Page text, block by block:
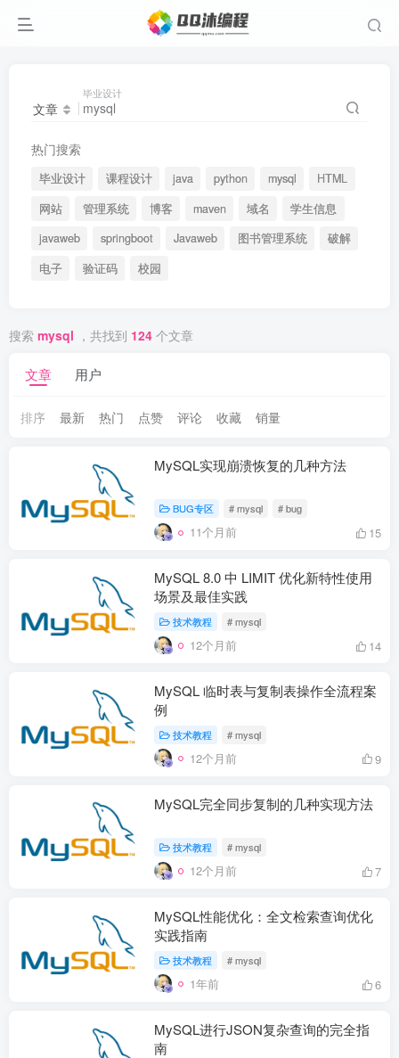
文章
毕业设计
热门搜索
毕业设计 课程设计 java python mysql
HTML
网站
管理系统 博客 maven 域名
学生信息
javaweb
springboot Javaweb 图书管理系统
破解
电子
验证码 校园
搜索 mysql ，共找到 124 个文章
文章 用户
排序 最新 热门 点赞 评论 收藏 销量
MySQL实现崩溃恢复的几种方法
BUG专区 # mysql # bug
11个月前 15
MySQL 8.0 中 LIMIT 优化新特性使用
场景及最佳实践
技术教程 # mysql
12个月前 14
MySQL 临时表与复制表操作全流程案
例
技术教程 # mysql
12个月前 9
MySQL完全同步复制的几种实现方法
技术教程 # mysql
12个月前 7
MySQL性能优化：全文检索查询优化
实践指南
技术教程 # mysql
1年前 6
MySQL进行JSON复杂查询的完全指
南